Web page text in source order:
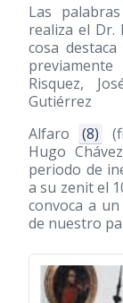
Las
realiza el Dr.
cosa
Risquez,
Gutiérrez
Alfaro
(8)
Hugo
periodo de
a su zenit el
convoca a
de nuestro